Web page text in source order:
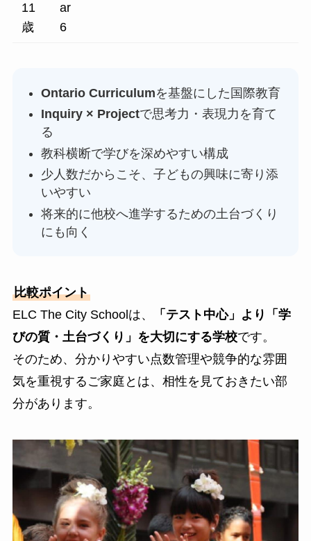
11
歳
ar
6
Ontario Curriculumを基盤にした国際教育
Inquiry × Projectで思考力・表現力を育て
る
教科横断で学びを深めやすい構成
少人数だからこそ、子どもの興味に寄り添
いやすい
将来的に他校へ進学するための土台づくり
にも向く
比較ポイント
ELC The City Schoolは、
「テスト中心」より「学
びの質・土台づくり」を大切にする学校です。
そのため、分かりやすい点数管理や競争的な雰囲
気を重視するご家庭とは、相性を見ておきたい部
分があります。